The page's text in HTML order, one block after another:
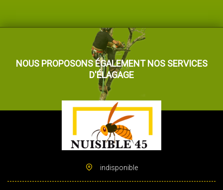
NOUS PROPOSONS ÉGALEMENT NOS SERVICES
D'ÉLAGAGE
indisponible